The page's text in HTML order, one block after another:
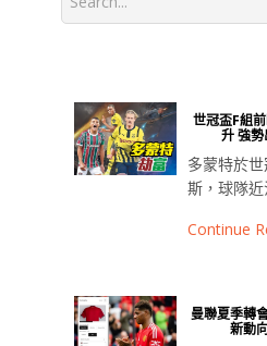
世冠盃F組
升 強
多蒙特於
斯，球隊近
Continue
曼聯夏季轉
新動